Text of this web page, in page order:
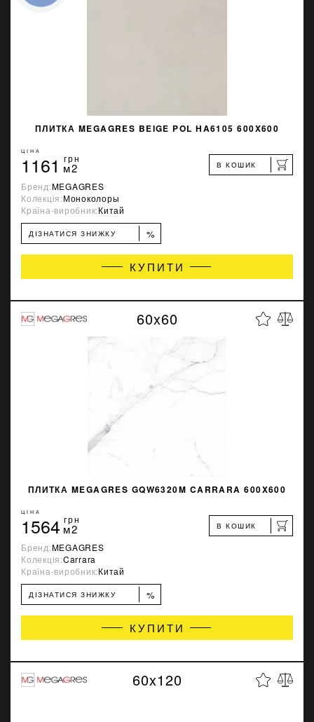
ПЛИТКА MEGAGRES BEIGE POL HA6105 600X600
ЦІНА
1161 грн
м2 В КОШИК
Бренд:MEGAGRES
Колекція:Моноколоры
Країна-виробник:Китай
ДІЗНАТИСЯ ЗНИЖКУ %
КУПИТИ
60x60
ПЛИТКА MEGAGRES GQW6320M CARRARA 600X600
ЦІНА
1564 грн
м2 В КОШИК
Бренд:MEGAGRES
Колекція:Carrara
Країна-виробник:Китай
ДІЗНАТИСЯ ЗНИЖКУ %
КУПИТИ
60x120